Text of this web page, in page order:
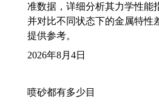
准数据，详细分析其力学性能
并对比不同状态下的金属特性
提供参考。
2026年8月4日
喷砂都有多少目